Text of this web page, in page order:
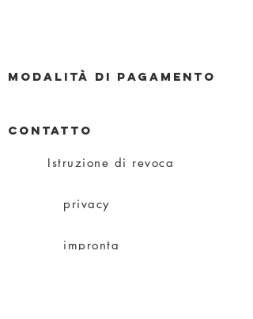
Modalità di pagamento
CONTATTO
Istruzione di revoca
privacy
impronta